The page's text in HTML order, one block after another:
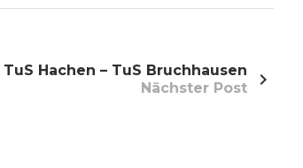
TuS Hachen – TuS Bruchhausen
Nächster Post